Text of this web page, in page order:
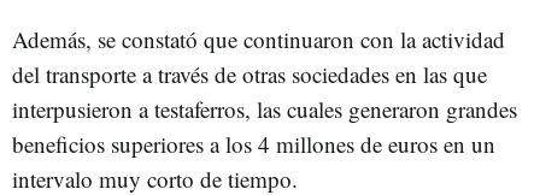
Además, se constató que continuaron con la actividad
del transporte a través de otras sociedades en las que
interpusieron a testaferros, las cuales generaron grandes
beneficios superiores a los 4 millones de euros en un
intervalo muy corto de tiempo.